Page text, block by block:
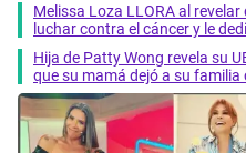
Melissa Loza LLORA al
luchar contra el cáncer y le
Hija de Patty Wong revela su
que su mamá dejó a su familia